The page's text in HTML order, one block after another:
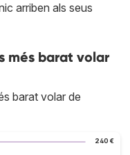
arriben als seus
més barat volar
barat volar de
240 €